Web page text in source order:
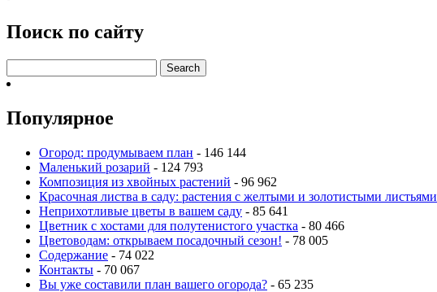
Поиск по сайту
Популярное
Огород: продумываем план - 146 144
Маленький розарий - 124 793
Композиция из хвойных растений - 96 962
Красочная листва в саду: растения с желтыми и золотистыми листьями
Неприхотливые цветы в вашем саду - 85 641
Цветник с хостами для полутенистого участка - 80 466
Цветоводам: открываем посадочный сезон! - 78 005
Содержание - 74 022
Контакты - 70 067
Вы уже составили план вашего огорода? - 65 235